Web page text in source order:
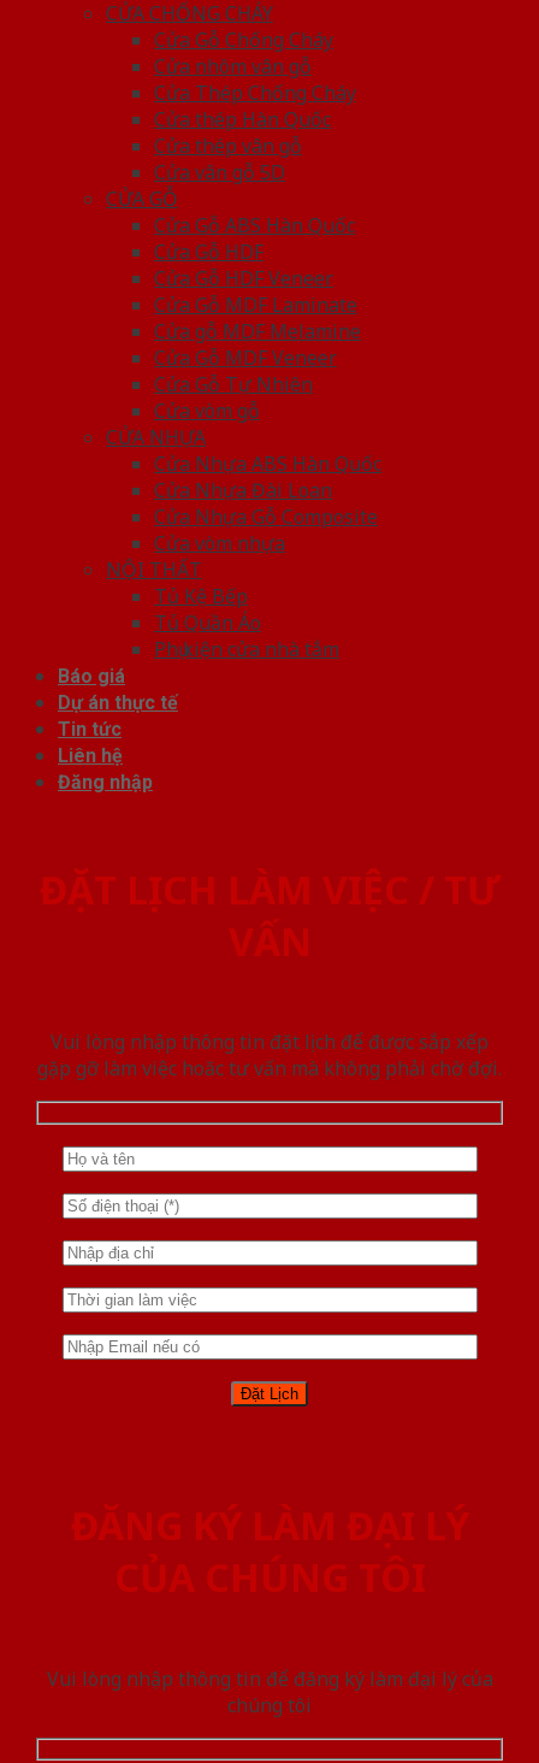
CỬA CHỐNG CHÁY
Cửa Gỗ Chống Cháy
Cửa nhôm vân gỗ
Cửa Thép Chống Cháy
Cửa thép Hàn Quốc
Cửa thép vân gỗ
Cửa vân gỗ 5D
CỬA GỖ
Cửa Gỗ ABS Hàn Quốc
Cửa Gỗ HDF
Cửa Gỗ HDF Veneer
Cửa Gỗ MDF Laminate
Cửa gỗ MDF Melamine
Cửa Gỗ MDF Veneer
Cửa Gỗ Tự Nhiên
Cửa vòm gỗ
CỬA NHỰA
Cửa Nhựa ABS Hàn Quốc
Cửa Nhựa Đài Loan
Cửa Nhựa Gỗ Composite
Cửa vòm nhựa
NỘI THẤT
Tủ Kệ Bếp
Tủ Quần Áo
Phụ kiện cửa nhà tắm
Báo giá
Dự án thực tế
Tin tức
Liên hệ
Đăng nhập
ĐẶT LỊCH LÀM VIỆC / TƯ
VẤN
Vui lòng nhập thông tin đặt lịch để được sắp xếp
gặp gỡ làm việc hoăc tư vấn mà không phải chờ đợi.
ĐĂNG KÝ LÀM ĐẠI LÝ
CỦA CHÚNG TÔI
Vui lòng nhập thông tin để đăng ký làm đại lý của
chúng tôi